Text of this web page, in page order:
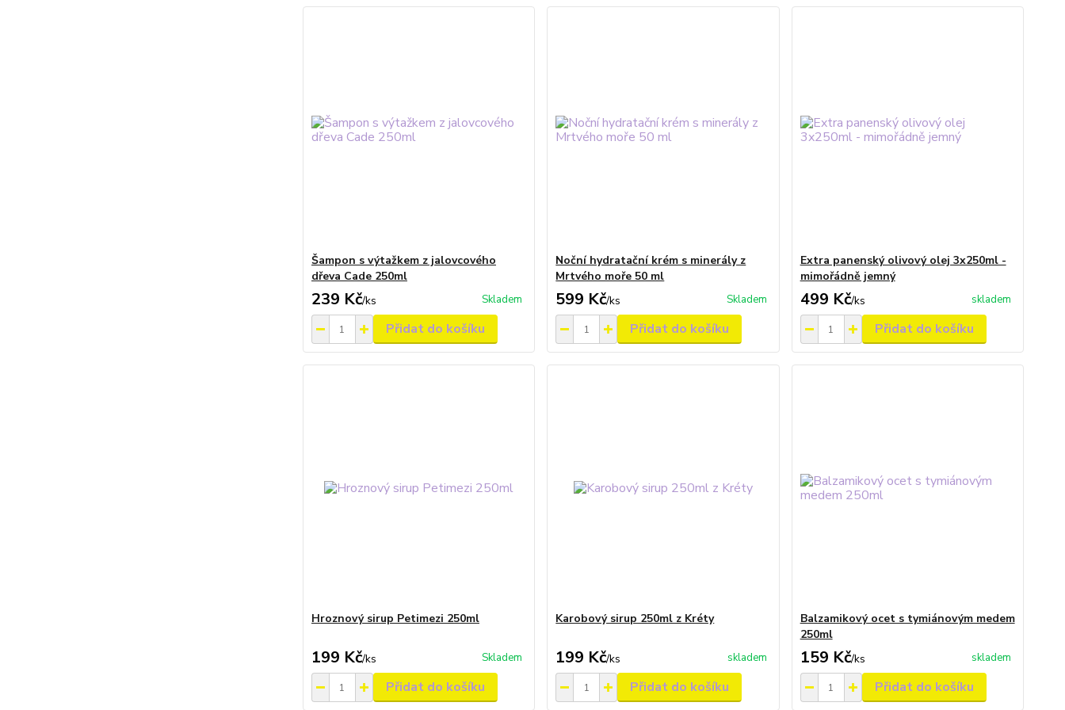
Šampon s výtažkem z jalovcového
dřeva Cade 250ml
239 Kč/ks Skladem
Přidat do košíku
Noční hydratační krém s minerály z
Mrtvého moře 50 ml
599 Kč/ks Skladem
Přidat do košíku
Extra panenský olivový olej 3x250ml -
mimořádně jemný
499 Kč/ks skladem
Přidat do košíku
Hroznový sirup Petimezi 250ml
199 Kč/ks Skladem
Přidat do košíku
Karobový sirup 250ml z Kréty
199 Kč/ks skladem
Přidat do košíku
Balzamikový ocet s tymiánovým medem
250ml
159 Kč/ks skladem
Přidat do košíku